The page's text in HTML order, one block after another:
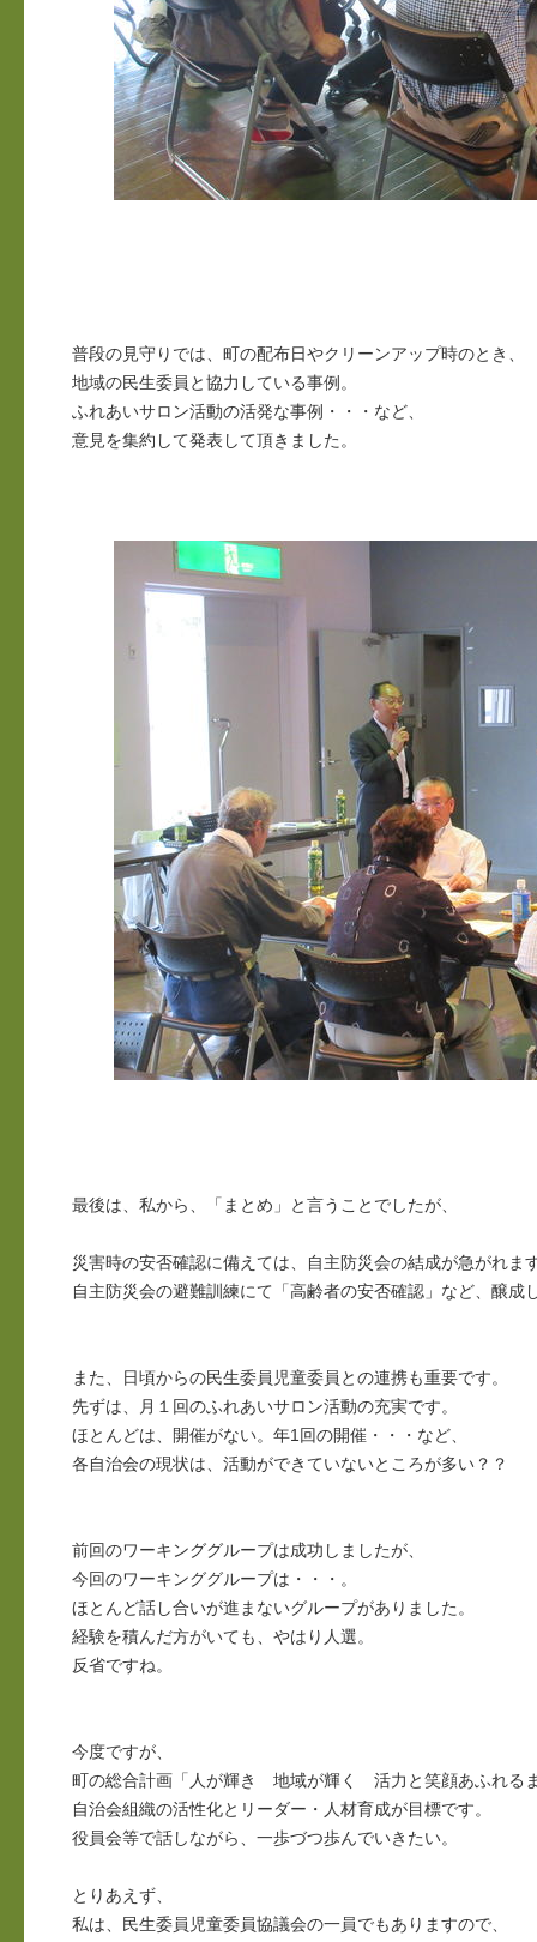
普段の見守りでは、町の配布日やクリーンアップ時のとき、
地域の民生委員と協力している事例。
ふれあいサロン活動の活発な事例・・・など、
意見を集約して発表して頂きました。
最後は、私から、「まとめ」と言うことでしたが、
災害時の安否確認に備えては、自主防災会の結成が急がれま
自主防災会の避難訓練にて「高齢者の安否確認」など、醸成
また、日頃からの民生委員児童委員との連携も重要です。
先ずは、月１回のふれあいサロン活動の充実です。
ほとんどは、開催がない。年1回の開催・・・など、
各自治会の現状は、活動ができていないところが多い？？
前回のワーキンググループは成功しましたが、
今回のワーキンググループは・・・。
ほとんど話し合いが進まないグループがありました。
経験を積んだ方がいても、やはり人選。
反省ですね。
今度ですが、
町の総合計画「人が輝き 地域が輝く 活力と笑顔あふれる
自治会組織の活性化とリーダー・人材育成が目標です。
役員会等で話しながら、一歩づつ歩んでいきたい。
とりあえず、
私は、民生委員児童委員協議会の一員でもありますので、